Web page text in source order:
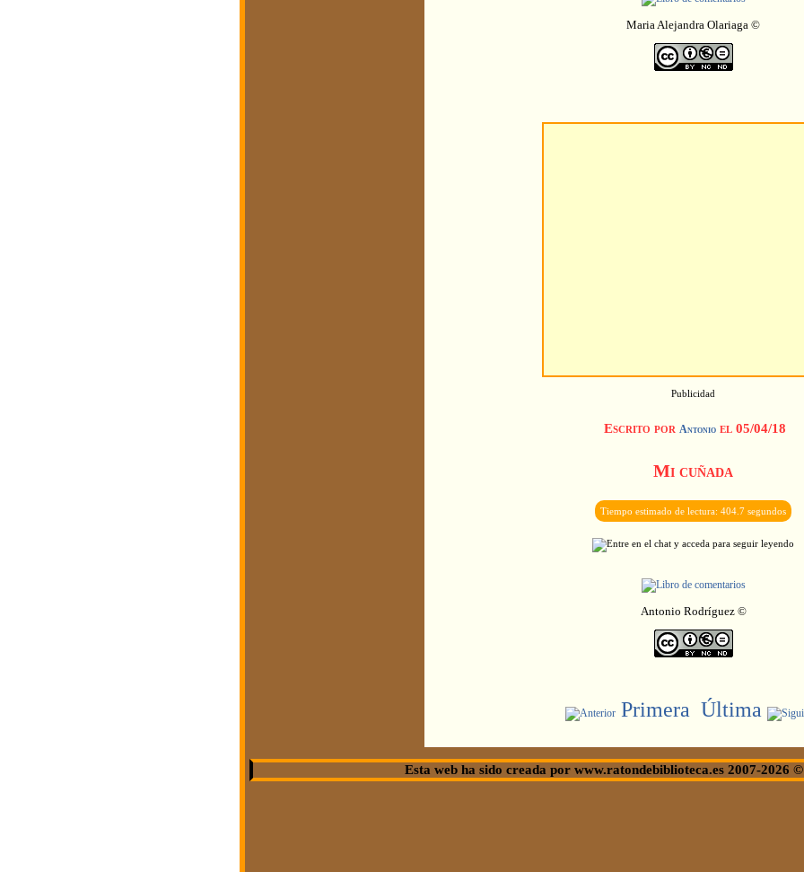
Maria Alejandra Olariaga ©
Publicidad
Escrito por Antonio el 05/04/18
Mi cuñada
Tiempo estimado de lectura: 404.7 segundos
Antonio Rodríguez ©
Primera Última
Esta web ha sido creada por www.ratondebiblioteca.es 2007-2026 ©